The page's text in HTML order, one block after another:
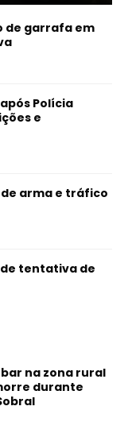
de garrafa em
Polícia
e
arma e tráfico
tentativa de
na zona rural
durante